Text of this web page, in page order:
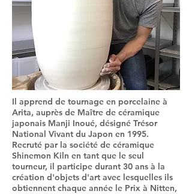
Il apprend de tournage en porcelaine à
Arita, auprès de Maître de céramique
japonais Manji Inoué, désigné Trésor
National Vivant du Japon en 1995.
Recruté par la société de céramique
Shinemon Kiln en tant que le seul
tourneur, il participe durant 30 ans à la
création d'objets d'art avec lesquelles ils
obtiennent chaque année le Prix à Nitten,